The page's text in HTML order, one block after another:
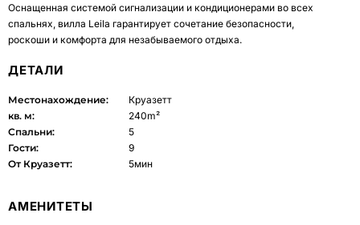
Оснащенная системой сигнализации и кондиционерами во всех
спальнях, вилла Leila гарантирует сочетание безопасности,
роскоши и комфорта для незабываемого отдыха.
ДЕТАЛИ
Местонахождение:
Круазетт
кв. м:
240m²
Спальни:
5
Гости:
9
От Круазетт:
5мин
АМЕНИТЕТЫ